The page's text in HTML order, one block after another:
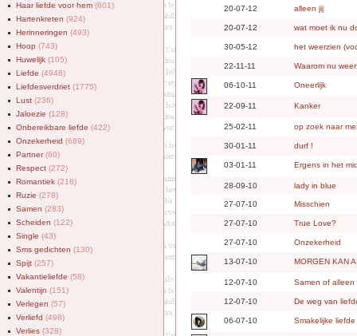
20-07-12 alleen jij
20-07-12 wat moet ik nu
30-05-12 het weerzien
22-11-11 Waarom nu
06-10-11 Oneerlijk
22-09-11 Kanker
25-02-11 op zoek naar
30-01-11 durf !
03-01-11 Ergens in het
28-09-10 lady in blue
27-07-10 Misschien
27-07-10 True Love?
27-07-10 Onzekerheid
13-07-10 MORGEN KAN
12-07-10 Samen of alleen
12-07-10 De weg van
06-07-10 Smakelijke liefde
Haar liefde voor hem (601)
Hartenkreten (924)
Herinneringen (493)
Hoop (743)
Huwelijk (105)
Liefde (4948)
Liefdesverdriet (1775)
Lust (236)
Jaloezie (128)
Onbereikbare liefde (422)
Onzekerheid (689)
Partner(60)
Respect (272)
Romantiek (218)
Ruzie (278)
Samen (283)
Scheiden (122)
Single (43)
Sms gedichten (130)
Spijt (257)
Vakantieliefde (58)
Valentijn (151)
Verlegen (57)
Verliefd (498)
Verlies (328)